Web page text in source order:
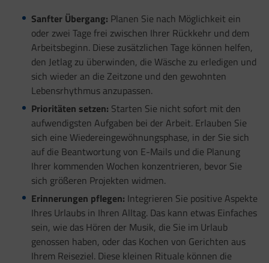
Sanfter Übergang: Planen Sie nach Möglichkeit ein
oder zwei Tage frei zwischen Ihrer Rückkehr und dem
Arbeitsbeginn. Diese zusätzlichen Tage können helfen,
den Jetlag zu überwinden, die Wäsche zu erledigen und
sich wieder an die Zeitzone und den gewohnten
Lebensrhythmus anzupassen.
Prioritäten setzen: Starten Sie nicht sofort mit den
aufwendigsten Aufgaben bei der Arbeit. Erlauben Sie
sich eine Wiedereingewöhnungsphase, in der Sie sich
auf die Beantwortung von E-Mails und die Planung
Ihrer kommenden Wochen konzentrieren, bevor Sie
sich größeren Projekten widmen.
Erinnerungen pflegen: Integrieren Sie positive Aspekte
Ihres Urlaubs in Ihren Alltag. Das kann etwas Einfaches
sein, wie das Hören der Musik, die Sie im Urlaub
genossen haben, oder das Kochen von Gerichten aus
Ihrem Reiseziel. Diese kleinen Rituale können die